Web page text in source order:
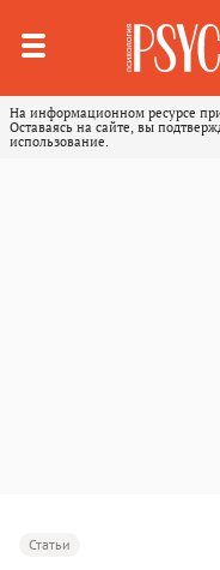
На информационном ресурсе
Оставаясь на сайте, вы
использование.
Статьи